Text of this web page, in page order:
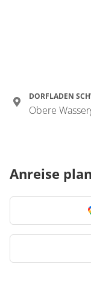
DORFLADEN
Obere
Anreise